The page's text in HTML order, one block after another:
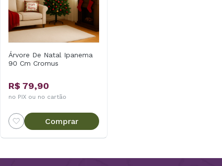
Árvore De Natal Ipanema
90 Cm Cromus
R$ 79,90
no PIX ou no cartão
Comprar